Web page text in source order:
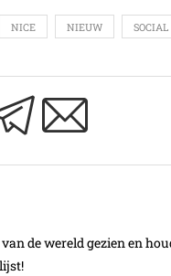
NICE NIEUW
de wereld gezien en